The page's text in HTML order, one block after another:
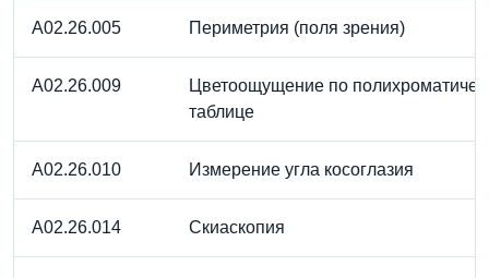
A02.26.005 Периметрия (поля зрения)
A02.26.009
Цветоощущение по
таблице
A02.26.010 Измерение угла косоглазия
A02.26.014 Скиаскопия